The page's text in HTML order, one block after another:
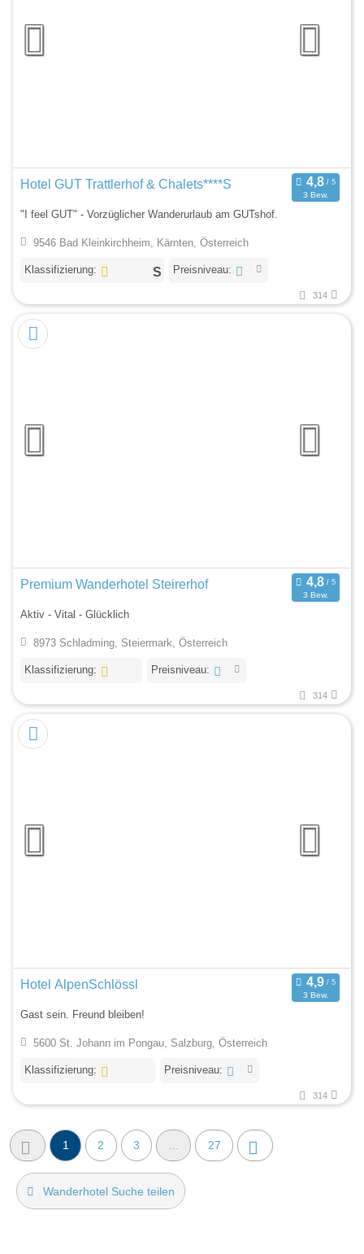
Hotel GUT Trattlerhof & Chalets****S
3 Bew.
"I feel GUT" - Vorzüglicher Wanderurlaub am GUTshof.
9546 Bad Kleinkirchheim, Kärnten, Österreich
Klassifizierung: Preisniveau:
314
Premium Wanderhotel Steirerhof
3 Bew.
Aktiv - Vital - Glücklich
8973 Schladming, Steiermark, Österreich
Klassifizierung: Preisniveau:
314
Hotel AlpenSchlössl
3 Bew.
Gast sein. Freund bleiben!
5600 St. Johann im Pongau, Salzburg, Österreich
Klassifizierung: Preisniveau:
314
1 2 3 27
Wanderhotel Suche teilen